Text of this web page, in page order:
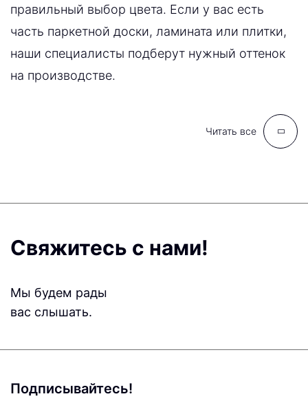
правильный выбор цвета. Если у вас есть
часть паркетной доски, ламината или плитки,
наши специалисты подберут нужный оттенок
на производстве.
Читать все
Свяжитесь с нами!
Мы будем рады
вас слышать.
Подписывайтесь!